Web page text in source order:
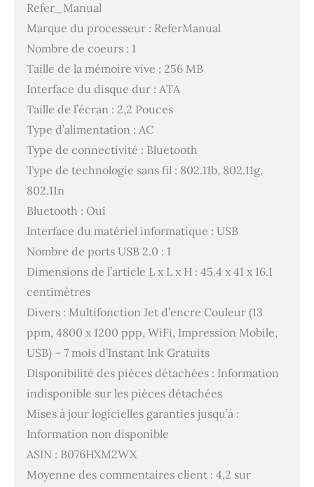
Refer_Manual
Marque du processeur : ReferManual
Nombre de coeurs : 1
Taille de la mémoire vive : 256 MB
Interface du disque dur : ATA
Taille de l’écran : 2,2 Pouces
Type d’alimentation : AC
Type de connectivité : Bluetooth
Type de technologie sans fil : 802.11b, 802.11g,
802.11n
Bluetooth : Oui
Interface du matériel informatique : USB
Nombre de ports USB 2.0 : 1
Dimensions de l’article L x L x H : 45.4 x 41 x 16.1
centimètres
Divers : Multifonction Jet d’encre Couleur (13
ppm, 4800 x 1200 ppp, WiFi, Impression Mobile,
USB) – 7 mois d’Instant Ink Gratuits
Disponibilité des pièces détachées : Information
indisponible sur les pièces détachées
Mises à jour logicielles garanties jusqu’à :
Information non disponible
ASIN : B076HXM2WX
Moyenne des commentaires client : 4,2 sur